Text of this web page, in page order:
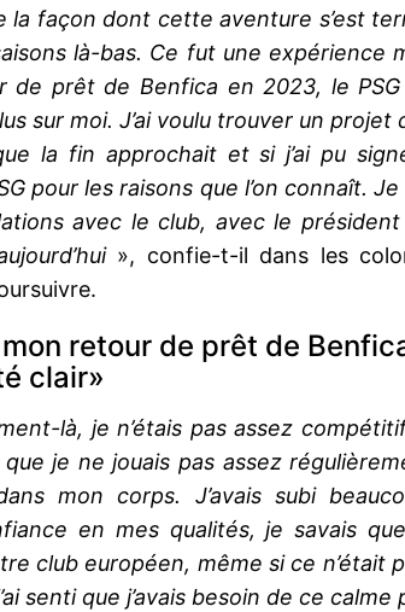
la façon dont cette aventure s’est
là-bas. Ce fut une expérience
de prêt de Benfica en 2023, le
sur moi. J’ai voulu trouver un projet
la fin approchait et si j’ai pu
pour les raisons que l’on connaît.
avec le club, avec le
», confie-t-il dans les
retour de prêt de
clair»
là, je n’étais pas assez
je ne jouais pas assez
mon corps. J’avais subi
en mes qualités, je savais
club européen, même si ce n’était
senti que j’avais besoin de ce